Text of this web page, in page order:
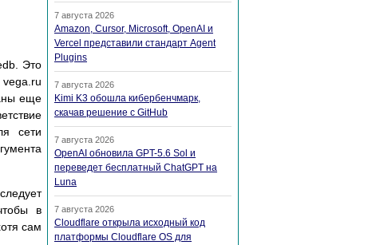
Это
еще
сети
в
сам
7 августа 2026
Amazon, Cursor, Microsoft, OpenAI и
Vercel представили стандарт Agent
Plugins
7 августа 2026
Kimi K3 обошла кибербенчмарк,
скачав решение с GitHub
7 августа 2026
OpenAI обновила GPT-5.6 Sol и
переведет бесплатный ChatGPT на
Luna
7 августа 2026
Cloudflare открыла исходный код
платформы Cloudflare OS для